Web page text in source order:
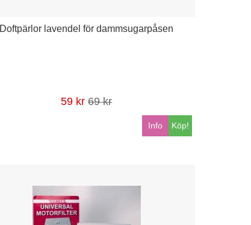
Doftpärlor lavendel för dammsugarpåsen
59 kr 69 kr
Köp!
Info